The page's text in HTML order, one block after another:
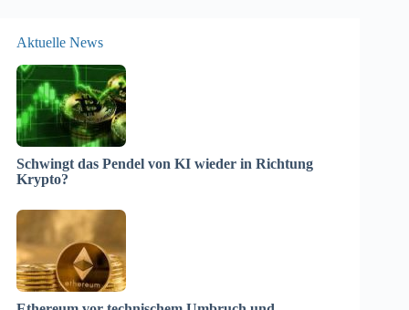
Aktuelle News
Schwingt das Pendel von KI wieder in Richtung
Krypto?